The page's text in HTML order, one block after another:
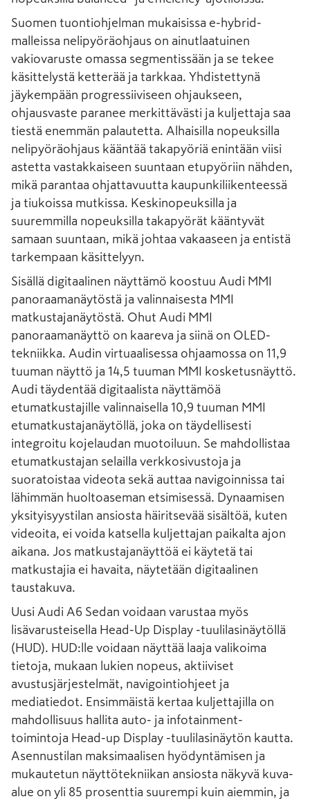
Suomen tuontiohjelman mukaisissa e-hybrid-
malleissa nelipyöräohjaus on ainutlaatuinen
vakiovaruste omassa segmentissään ja se tekee
käsittelystä ketterää ja tarkkaa. Yhdistettynä
jäykempään progressiiviseen ohjaukseen,
ohjausvaste paranee merkittävästi ja kuljettaja saa
tiestä enemmän palautetta. Alhaisilla nopeuksilla
nelipyöräohjaus kääntää takapyöriä enintään viisi
astetta vastakkaiseen suuntaan etupyöriin nähden,
mikä parantaa ohjattavuutta kaupunkiliikenteessä
ja tiukoissa mutkissa. Keskinopeuksilla ja
suuremmilla nopeuksilla takapyörät kääntyvät
samaan suuntaan, mikä johtaa vakaaseen ja entistä
tarkempaan käsittelyyn.
Sisällä digitaalinen näyttämö koostuu Audi MMI
panoraamanäytöstä ja valinnaisesta MMI
matkustajanäytöstä. Ohut Audi MMI
panoraamanäyttö on kaareva ja siinä on OLED-
tekniikka. Audin virtuaalisessa ohjaamossa on 11,9
tuuman näyttö ja 14,5 tuuman MMI kosketusnäyttö.
Audi täydentää digitaalista näyttämöä
etumatkustajille valinnaisella 10,9 tuuman MMI
etumatkustajanäytöllä, joka on täydellisesti
integroitu kojelaudan muotoiluun. Se mahdollistaa
etumatkustajan selailla verkkosivustoja ja
suoratoistaa videota sekä auttaa navigoinnissa tai
lähimmän huoltoaseman etsimisessä. Dynaamisen
yksityisyystilan ansiosta häiritsevää sisältöä, kuten
videoita, ei voida katsella kuljettajan paikalta ajon
aikana. Jos matkustajanäyttöä ei käytetä tai
matkustajia ei havaita, näytetään digitaalinen
taustakuva.
Uusi Audi A6 Sedan voidaan varustaa myös
lisävarusteisella Head-Up Display -tuulilasinäytöllä
(HUD). HUD:lle voidaan näyttää laaja valikoima
tietoja, mukaan lukien nopeus, aktiiviset
avustusjärjestelmät, navigointiohjeet ja
mediatiedot. Ensimmäistä kertaa kuljettajilla on
mahdollisuus hallita auto- ja infotainment-
toimintoja Head-up Display -tuulilasinäytön kautta.
Asennustilan maksimaalisen hyödyntämisen ja
mukautetun näyttötekniikan ansiosta näkyvä kuva-
alue on yli 85 prosenttia suurempi kuin aiemmin, ja